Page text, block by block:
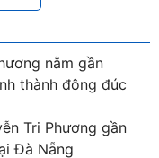
nằm gần
thành đông đúc
Tri Phương gần
Đà Nẵng